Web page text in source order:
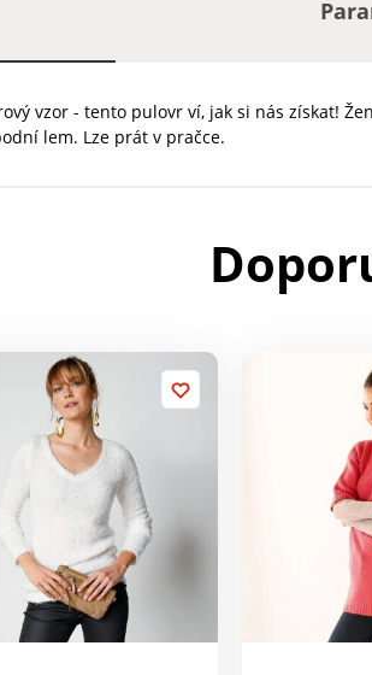
vzor - tento pulovr ví, jak si nás získat!
lem. Lze prát v pračce.